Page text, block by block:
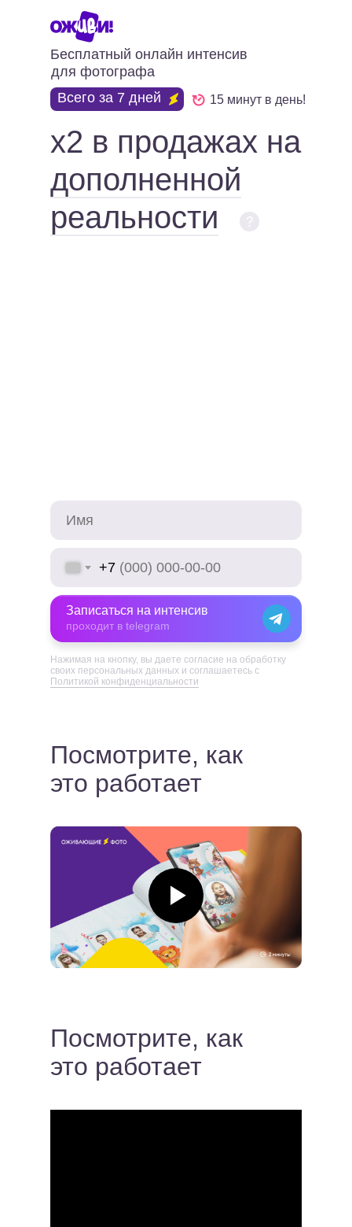
+7
Записаться на интенсив
Нажимая на кнопку, вы даете согласие на обработку
своих персональных данных и соглашаетесь с
Политикой конфиденциальности
Записаться на интенсив
проходит в telegram
Бесплатный онлайн интенсив
для фотографа
х2 в продажах на
дополненной
реальности
Всего за 7 дней 15 минут в день!
Посмотрите, как
это работает
Посмотрите, как
это работает